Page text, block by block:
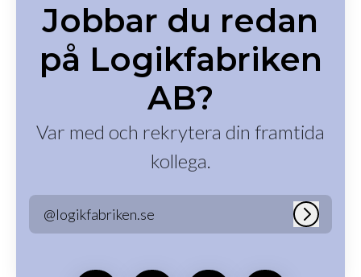
Jobbar du redan
på Logikfabriken
AB?
Var med och rekrytera din framtida
kollega.
@logikfabriken.se Logga in